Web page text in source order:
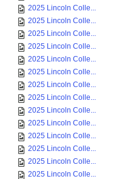
2025 Lincoln Colle...
2025 Lincoln Colle...
2025 Lincoln Colle...
2025 Lincoln Colle...
2025 Lincoln Colle...
2025 Lincoln Colle...
2025 Lincoln Colle...
2025 Lincoln Colle...
2025 Lincoln Colle...
2025 Lincoln Colle...
2025 Lincoln Colle...
2025 Lincoln Colle...
2025 Lincoln Colle...
2025 Lincoln Colle...